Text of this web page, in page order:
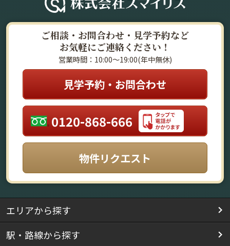
ご相談・お問合わせ・見学予約など
お気軽にご連絡ください！
営業時間：10:00～19:00(年中無休)
見学予約・お問合わせ
0120-868-666
物件リクエスト
エリアから探す
駅・路線から探す